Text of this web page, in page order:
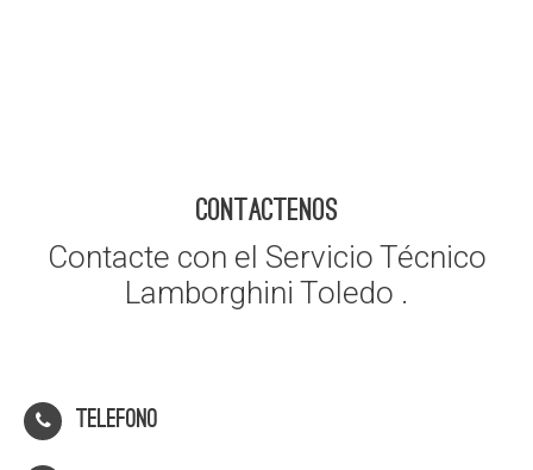
CONTACTENOS
Contacte con el Servicio Técnico
Lamborghini Toledo .
Telefono